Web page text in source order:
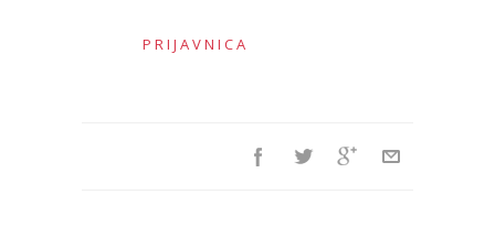
P R I J A V N I C A